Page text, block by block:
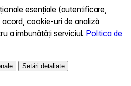
esențiale (autentificare,
acord, cookie-uri de analiză
a îmbunătăți serviciul. Politica de
Setări detaliate